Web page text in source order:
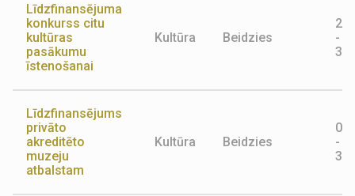
Līdzfinansējuma
konkurss citu
kultūras
pasākumu
īstenošanai
Kultūra Beidzies
-
Līdzfinansējums
privāto
akreditēto
muzeju
atbalstam
Kultūra Beidzies
-